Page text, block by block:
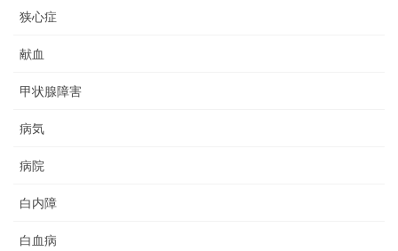
狭心症
献血
甲状腺障害
病気
病院
白内障
白血病